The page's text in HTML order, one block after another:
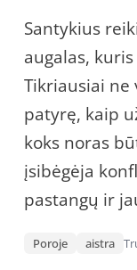
Santykius
augalas,
Tikriausiai ne
patyrę, kaip
koks noras
įsibėgėja
pastangų ir
Poroje aistra